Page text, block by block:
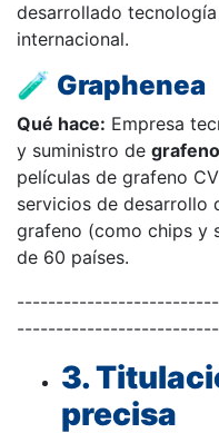
desarrollado
internacional.
🧪 Graphenea
Qué hace: Empresa
y suministro de
películas de grafeno
servicios de desarrollo
grafeno (como chips y
de 60 países.
3.
precisa